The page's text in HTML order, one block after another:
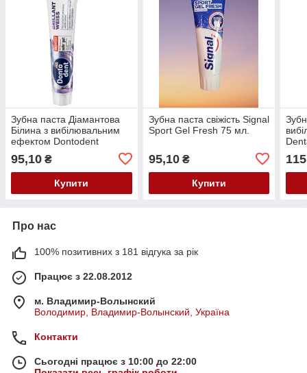
Зубна паста Діамантова
Білина з вибілювальним
ефектом Dontodent
125 мл.
95,10 ₴
Купити
Зубна паста свіжість Signal
Sport Gel Fresh 75 мл.
95,10₴
Купити
Про нас
100% позитивних з 181 відгука за рік
Працює з 22.08.2012
м. Владимир-Волынский
Володимир, Владимир-Волынский, Україна
Контакти
Сьогодні працює з 10:00 до 22:00